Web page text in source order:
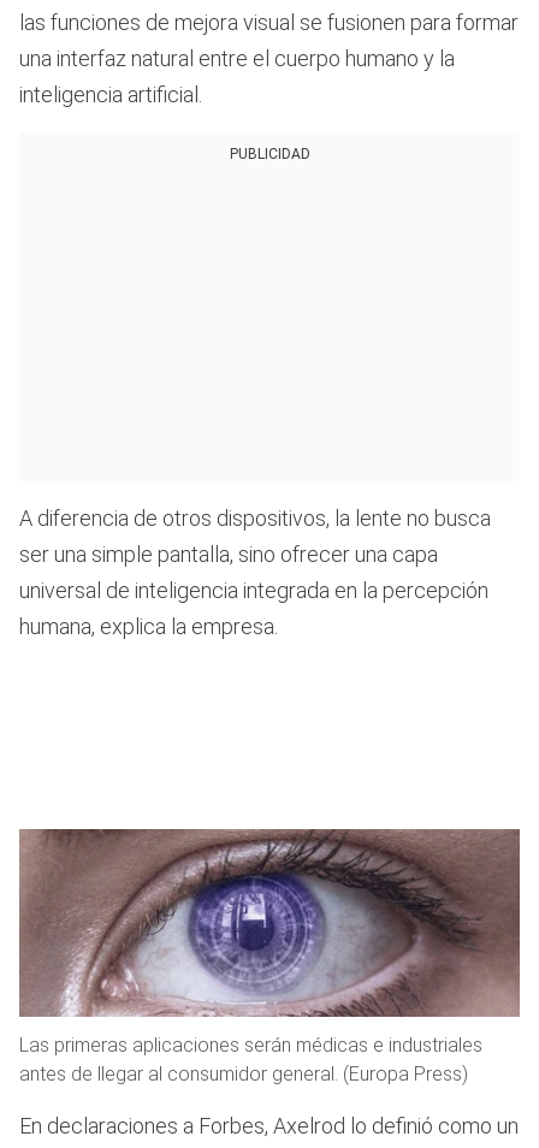
las funciones de mejora visual se fusionen para formar
una interfaz natural entre el cuerpo humano y la
inteligencia artificial.
PUBLICIDAD
A diferencia de otros dispositivos, la lente no busca
ser una simple pantalla, sino ofrecer una capa
universal de inteligencia integrada en la percepción
humana, explica la empresa.
Las primeras aplicaciones serán médicas e industriales
antes de llegar al consumidor general. (Europa Press)
En declaraciones a Forbes, Axelrod lo definió como un